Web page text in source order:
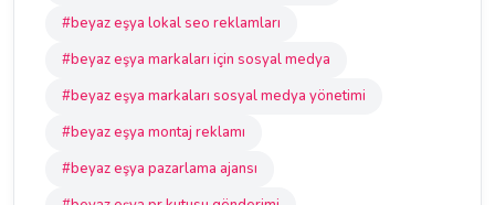
#beyaz eşya lokal seo reklamları
#beyaz eşya markaları için sosyal medya
#beyaz eşya markaları sosyal medya yönetimi
#beyaz eşya montaj reklamı
#beyaz eşya pazarlama ajansı